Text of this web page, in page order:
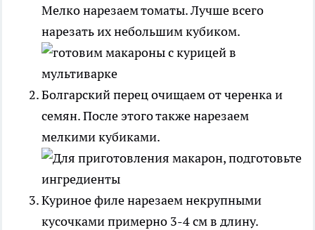
Мелко нарезаем томаты. Лучше всего
нарезать их небольшим кубиком.
Болгарский перец очищаем от черенка и
семян. После этого также нарезаем
мелкими кубиками.
Куриное филе нарезаем некрупными
кусочками примерно 3-4 см в длину.